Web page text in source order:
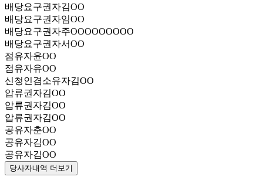
배당요구권자김OO
배당요구권자임OO
배당요구권자주OOOOOOOOO
배당요구권자서OO
점유자윤OO
점유자유OO
신청인겸소유자김OO
압류권자김OO
압류권자김OO
압류권자김OO
공유자춘OO
공유자김OO
공유자김OO
당사자내역 더보기